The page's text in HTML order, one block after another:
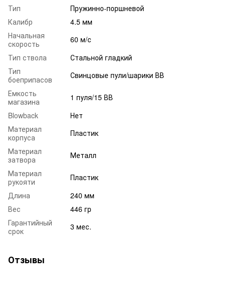
Тип
Пружинно-поршневой
Калибр
4.5 мм
Начальная
скорость
60 м/с
Тип ствола
Стальной гладкий
Тип
боеприпасов
Свинцовые пули/шарики ВВ
Емкость
магазина
1 пуля/15 ВВ
Blowback
Нет
Материал
корпуса
Пластик
Материал
затвора
Металл
Материал
рукояти
Пластик
Длина
240 мм
Вес
446 гр
Гарантийный
срок
3 мес.
Отзывы